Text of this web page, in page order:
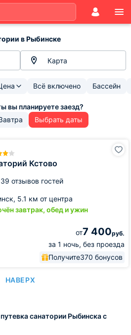
в Рыбинске
Карта
Всё включено Бассейн
Выбрать даты
Кстово
39 отзывов гостей
5.1 км от центра
завтрак, обед и ужин
от7 400руб.
за 1 ночь, без проезда
Получите370 бонусов
НАВЕРХ
санатории Рыбинска с